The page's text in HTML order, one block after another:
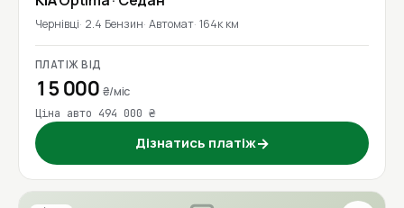
Чернівці 2.4 Бензин Автомат 164к км
ПЛАТІЖ ВІД
15 000 ₴/міс
Ціна авто 494 000 ₴
Дізнатись платіж→